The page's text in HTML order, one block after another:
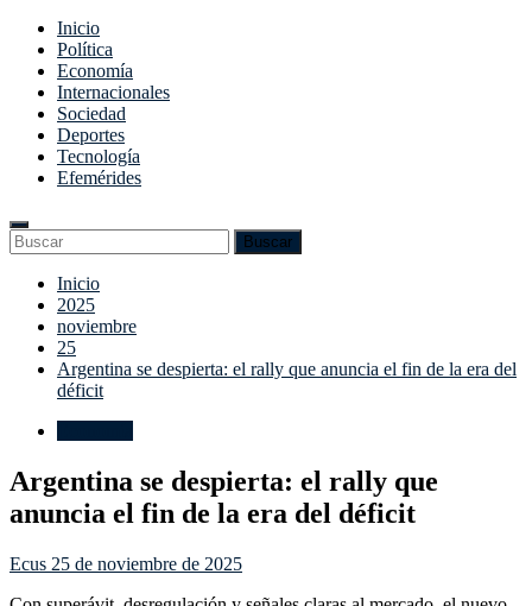
Menu
Inicio
Política
Economía
Internacionales
Sociedad
Deportes
Tecnología
Efemérides
Enter
Keyword
Search
for:
Buscar
Search
Saltar
contenido
Inicio
2025
noviembre
25
Argentina se despierta: el rally que anuncia el fin de la era del
déficit
Argentina se despierta: el rally que
anuncia el fin de la era del déficit
Ecus 25 de noviembre de 2025